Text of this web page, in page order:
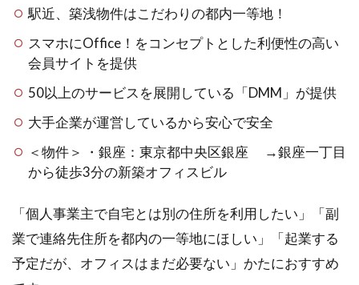
駅近、築浅物件はこだわりの都内一等地！
スマホにOffice！をコンセプトとした利便性の高い
会員サイトを提供
50以上のサービスを展開している「DMM」が提供
大手企業が運営しているから安心で安全
＜物件＞ ・銀座：東京都中央区銀座 →銀座一丁目
から徒歩3分の新築オフィスビル
「個人事業主で自宅とは別の住所を利用したい」「副
業で連絡先住所を都内の一等地にほしい」「起業する
予定だが、オフィスはまだ必要ない」かたにおすすめ